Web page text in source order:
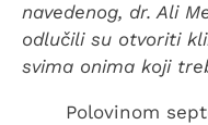
navedenog, dr. Ali
odlučili su otvoriti
svima onima koji
Polovinom